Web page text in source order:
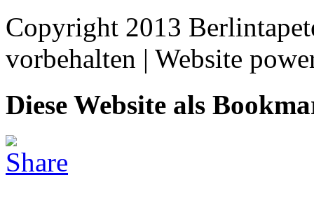
Copyright 2013
vorbehalten | Website
Diese Website als